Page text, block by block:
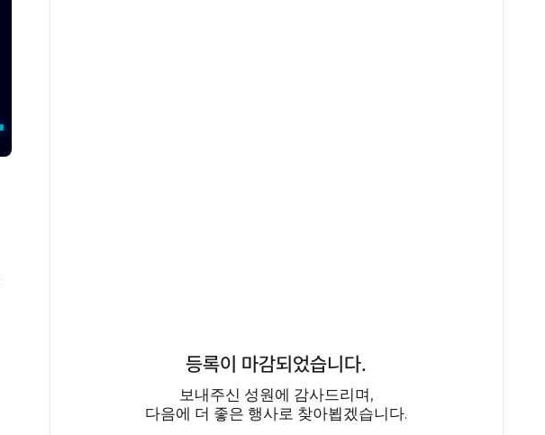
등록이 마감되었습니다.
보내주신 성원에 감사드리며,
다음에 더 좋은 행사로 찾아뵙겠습니다.